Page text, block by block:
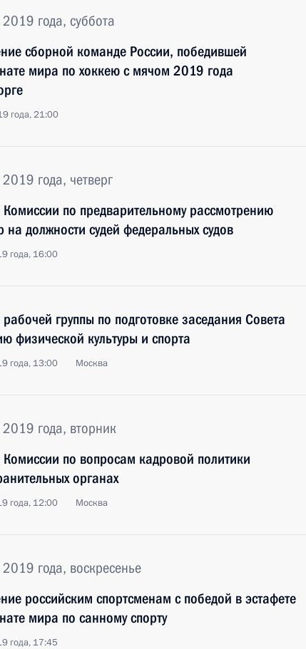
года, суббота
сборной команде России, победившей
мира по хоккею с мячом 2019 года
года, 21:00
года, четверг
по предварительному рассмотрению
на должности судей федеральных судов
года, 16:00
группы по подготовке заседания Совета
физической культуры и спорта
года, 13:00 Москва
года, вторник
по вопросам кадровой политики
органах
года, 12:00 Москва
года, воскресенье
российским спортсменам с победой в эстафете
мира по санному спорту
года, 17:45